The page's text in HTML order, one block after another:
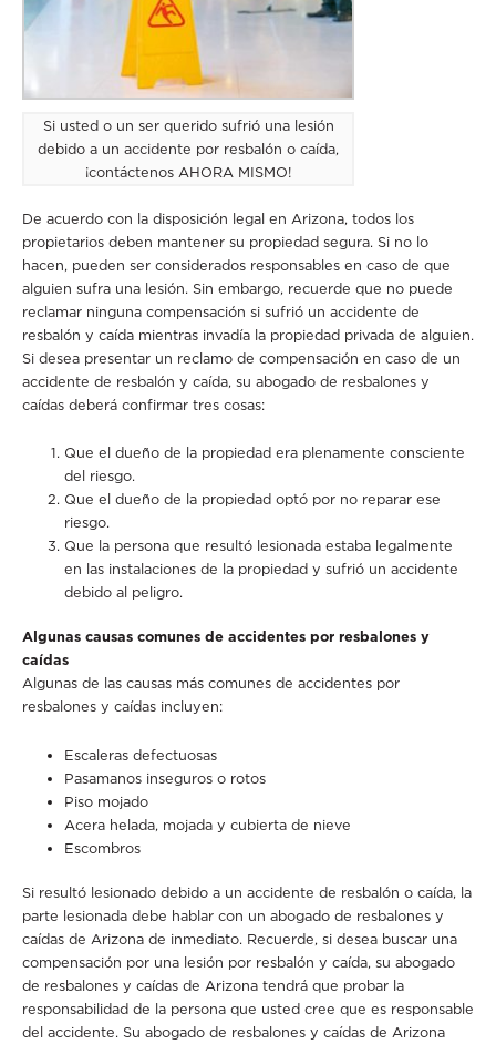
Si usted o un ser querido sufrió una lesión
debido a un accidente por resbalón o caída,
¡contáctenos AHORA MISMO!
De acuerdo con la disposición legal en Arizona, todos los
propietarios deben mantener su propiedad segura. Si no lo
hacen, pueden ser considerados responsables en caso de que
alguien sufra una lesión. Sin embargo, recuerde que no puede
reclamar ninguna compensación si sufrió un accidente de
resbalón y caída mientras invadía la propiedad privada de alguien.
Si desea presentar un reclamo de compensación en caso de un
accidente de resbalón y caída, su abogado de resbalones y
caídas deberá confirmar tres cosas:
Que el dueño de la propiedad era plenamente consciente
del riesgo.
Que el dueño de la propiedad optó por no reparar ese
riesgo.
Que la persona que resultó lesionada estaba legalmente
en las instalaciones de la propiedad y sufrió un accidente
debido al peligro.
Algunas causas comunes de accidentes por resbalones y
caídas
Algunas de las causas más comunes de accidentes por
resbalones y caídas incluyen:
Escaleras defectuosas
Pasamanos inseguros o rotos
Piso mojado
Acera helada, mojada y cubierta de nieve
Escombros
Si resultó lesionado debido a un accidente de resbalón o caída, la
parte lesionada debe hablar con un abogado de resbalones y
caídas de Arizona de inmediato. Recuerde, si desea buscar una
compensación por una lesión por resbalón y caída, su abogado
de resbalones y caídas de Arizona tendrá que probar la
responsabilidad de la persona que usted cree que es responsable
del accidente. Su abogado de resbalones y caídas de Arizona